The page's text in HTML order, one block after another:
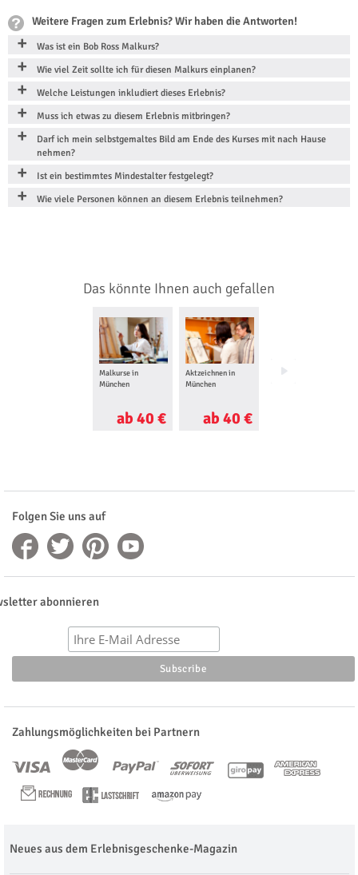
Weitere Fragen zum Erlebnis? Wir haben die Antworten!
Was ist ein Bob Ross Malkurs?
Wie viel Zeit sollte ich für diesen Malkurs einplanen?
Welche Leistungen inkludiert dieses Erlebnis?
Muss ich etwas zu diesem Erlebnis mitbringen?
Darf ich mein selbstgemaltes Bild am Ende des Kurses mit nach Hause
nehmen?
Ist ein bestimmtes Mindestalter festgelegt?
Wie viele Personen können an diesem Erlebnis teilnehmen?
Das könnte Ihnen auch gefallen
Malkurse in
München
ab 40 €
Aktzeichnen in
München
ab 40 €
Rennbob fahren in
Folgen Sie uns auf
abonnieren
Zahlungsmöglichkeiten bei Partnern
Neues aus dem Erlebnisgeschenke-Magazin